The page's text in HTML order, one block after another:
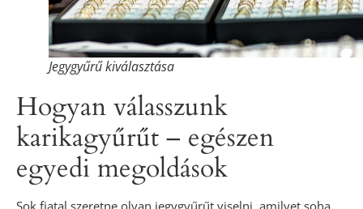
Jegygyűrű kiválasztása
Hogyan válasszunk
karikagyűrűt – egészen
egyedi megoldások
Sok fiatal szeretne olyan jegygyűrűt viselni, amilyet soha